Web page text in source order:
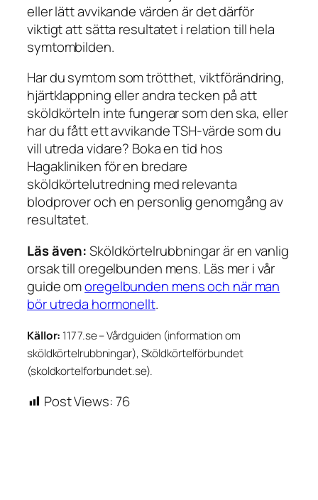
eller lätt avvikande värden är det därför
viktigt att sätta resultatet i relation till hela
symtombilden.
Har du symtom som trötthet, viktförändring,
hjärtklappning eller andra tecken på att
sköldkörteln inte fungerar som den ska, eller
har du fått ett avvikande TSH-värde som du
vill utreda vidare? Boka en tid hos
Hagakliniken för en bredare
sköldkörtelutredning med relevanta
blodprover och en personlig genomgång av
resultatet.
Läs även:Sköldkörtelrubbningar är en vanlig
orsak till oregelbunden mens. Läs mer i vår
guide omoregelbunden mens och när man
bör utreda hormonellt.
Källor: 1177.se – Vårdguiden (information om
sköldkörtelrubbningar), Sköldkörtelförbundet
(skoldkortelforbundet.se).
Post Views:76